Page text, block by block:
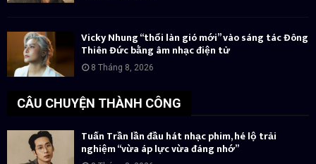
Vicky Nhung “thổi làn gió mới” vào sáng tác Đông
Thiên Đức bằng âm nhạc điện tử
8 Tháng 8, 2026
CÂU CHUYỆN THÀNH CÔNG
Tuấn Trần lần đầu hát nhạc phim, hé lộ trải
nghiệm “vừa áp lực vừa đáng nhớ”